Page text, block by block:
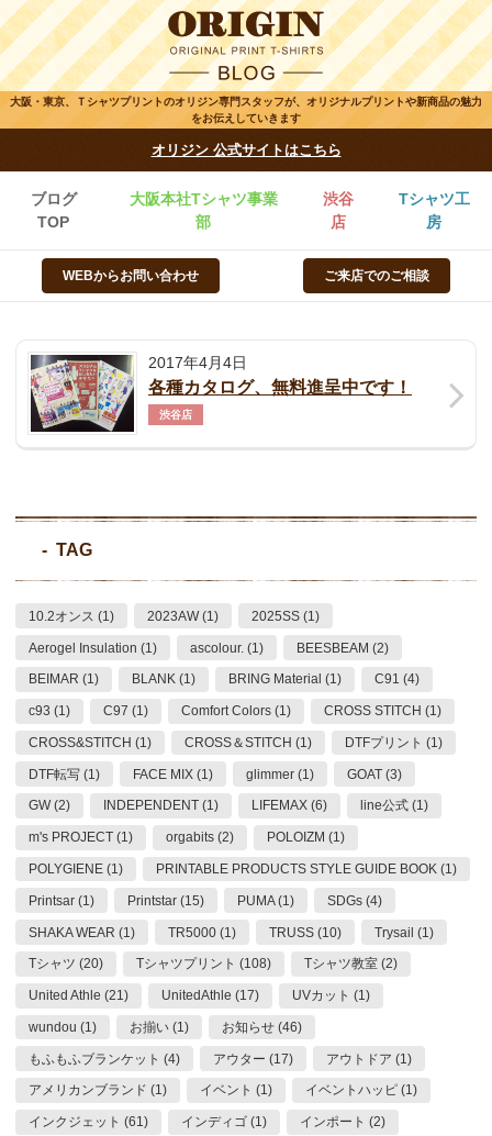
大阪・東京、Ｔシャツプリントのオリジン専門スタッフが、オリジナルプリントや新商品の魅力
をお伝えしていきます
オリジン 公式サイトはこちら
ブログ
TOP
大阪本社Tシャツ事業
部
渋谷
店
Tシャツ工
房
WEBからお問い合わせ ご来店でのご相談
2017年4月4日
各種カタログ、無料進呈中です！
渋谷店
TAG
10.2オンス (1) 2023AW (1) 2025SS (1)
Aerogel Insulation (1) ascolour. (1) BEESBEAM (2)
BEIMAR (1) BLANK (1) BRING Material (1) C91 (4)
c93 (1) C97 (1) Comfort Colors (1) CROSS STITCH (1)
CROSS&STITCH (1) CROSS＆STITCH (1) DTFプリント (1)
DTF転写 (1) FACE MIX (1) glimmer (1) GOAT (3)
GW (2) INDEPENDENT (1) LIFEMAX (6) line公式 (1)
m's PROJECT (1) orgabits (2) POLOIZM (1)
POLYGIENE (1) PRINTABLE PRODUCTS STYLE GUIDE BOOK (1)
Printsar (1) Printstar (15) PUMA (1) SDGs (4)
SHAKA WEAR (1) TR5000 (1) TRUSS (10) Trysail (1)
Tシャツ (20) Tシャツプリント (108) Tシャツ教室 (2)
United Athle (21) UnitedAthle (17) UVカット (1)
wundou (1) お揃い (1) お知らせ (46)
もふもふブランケット (4) アウター (17) アウトドア (1)
アメリカンブランド (1) イベント (1) イベントハッピ (1)
インクジェット (61) インディゴ (1) インポート (2)